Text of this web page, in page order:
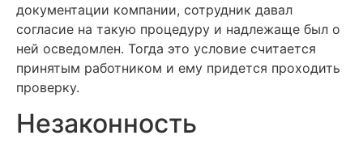
документации компании, сотрудник давал
согласие на такую процедуру и надлежаще был о
ней осведомлен. Тогда это условие считается
принятым работником и ему придется проходить
проверку.
Незаконность